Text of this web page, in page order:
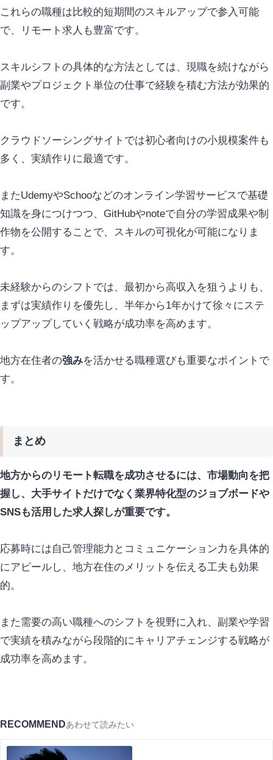
これらの職種は比較的短期間のスキルアップで参入可能
で、リモート求人も豊富です。
スキルシフトの具体的な方法としては、現職を続けながら
副業やプロジェクト単位の仕事で経験を積む方法が効果的
です。
クラウドソーシングサイトでは初心者向けの小規模案件も
多く、実績作りに最適です。
またUdemyやSchooなどのオンライン学習サービスで基礎
知識を身につけつつ、GitHubやnoteで自分の学習成果や制
作物を公開することで、スキルの可視化が可能になりま
す。
未経験からのシフトでは、最初から高収入を狙うよりも、
まずは実績作りを優先し、半年から1年かけて徐々にステ
ップアップしていく戦略が成功率を高めます。
地方在住者の強みを活かせる職種選びも重要なポイント で
す。
まとめ
地方からのリモート転職を成功させるには、市場動向を把
握し、大手サイトだけでなく業界特化型のジョブボードや
SNSも活用した求人探しが重要です。
応募時には自己管理能力とコミュニケーション力を具体的
にアピールし、地方在住のメリットを伝える工夫も効果
的。
また需要の高い職種へのシフトを視野に入れ、副業や学習
で実績を積みながら段階的にキャリアチェンジする戦略が
成功率を高めます。
RECOMMENDあわせて読みたい